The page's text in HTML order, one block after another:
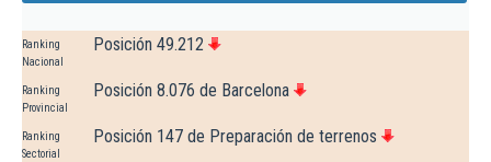
Ranking
Nacional
Posición 49.212
Ranking
Provincial
Posición 8.076 de Barcelona
Ranking
Sectorial
Posición 147 de Preparación de terrenos